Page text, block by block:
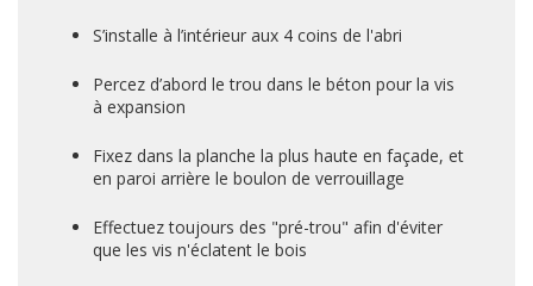
S’installe à l’intérieur aux 4 coins de l'abri
Percez d’abord le trou dans le béton pour la vis
à expansion
Fixez dans la planche la plus haute en façade, et
en paroi arrière le boulon de verrouillage
Effectuez toujours des "pré-trou" afin d'éviter
que les vis n'éclatent le bois